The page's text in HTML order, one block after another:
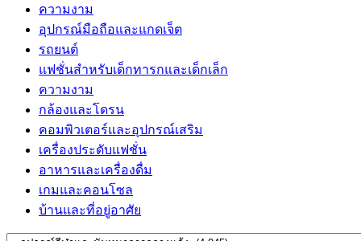
ความงาม
อุปกรณ์มือถือและแกดเจ็ต
รถยนต์
แฟชั่นสำหรับเด็กทารกและเด็กเล็ก
ความงาม
กล้องและโดรน
คอมพิวเตอร์และอุปกรณ์เสริม
เครื่องประดับแฟชั่น
อาหารและเครื่องดื่ม
เกมและคอนโซล
บ้านและที่อยู่อาศัย